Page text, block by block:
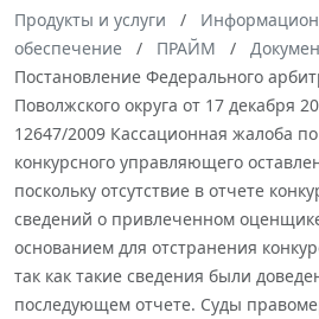
Продукты и услуги
обеспечение
ПРАЙМ
Постановление Федерального
Поволжского округа от 17 декабря
12647/2009 Кассационная жалоба
конкурсного управляющего
поскольку отсутствие в отчете
сведений о привлеченном
основанием для отстранения
так как такие сведения были
последующем отчете. Суды